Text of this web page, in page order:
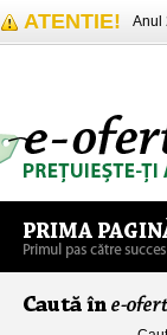
ATENTIE! Anul